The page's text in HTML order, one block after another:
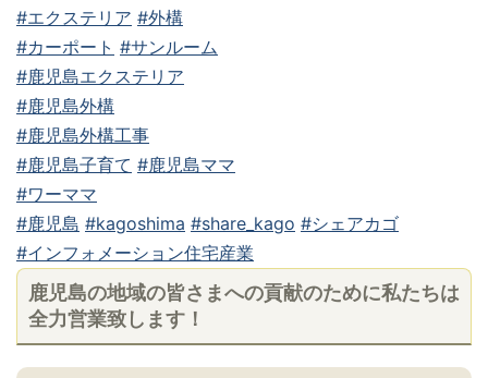
#エクステリア #外構
#カーポート #サンルーム
#鹿児島エクステリア
#鹿児島外構
#鹿児島外構工事
#鹿児島子育て #鹿児島ママ
#ワーママ
#鹿児島 #kagoshima #share_kago #シェアカゴ
#インフォメーション住宅産業
鹿児島の地域の皆さまへの貢献のために私たちは
全力営業致します！